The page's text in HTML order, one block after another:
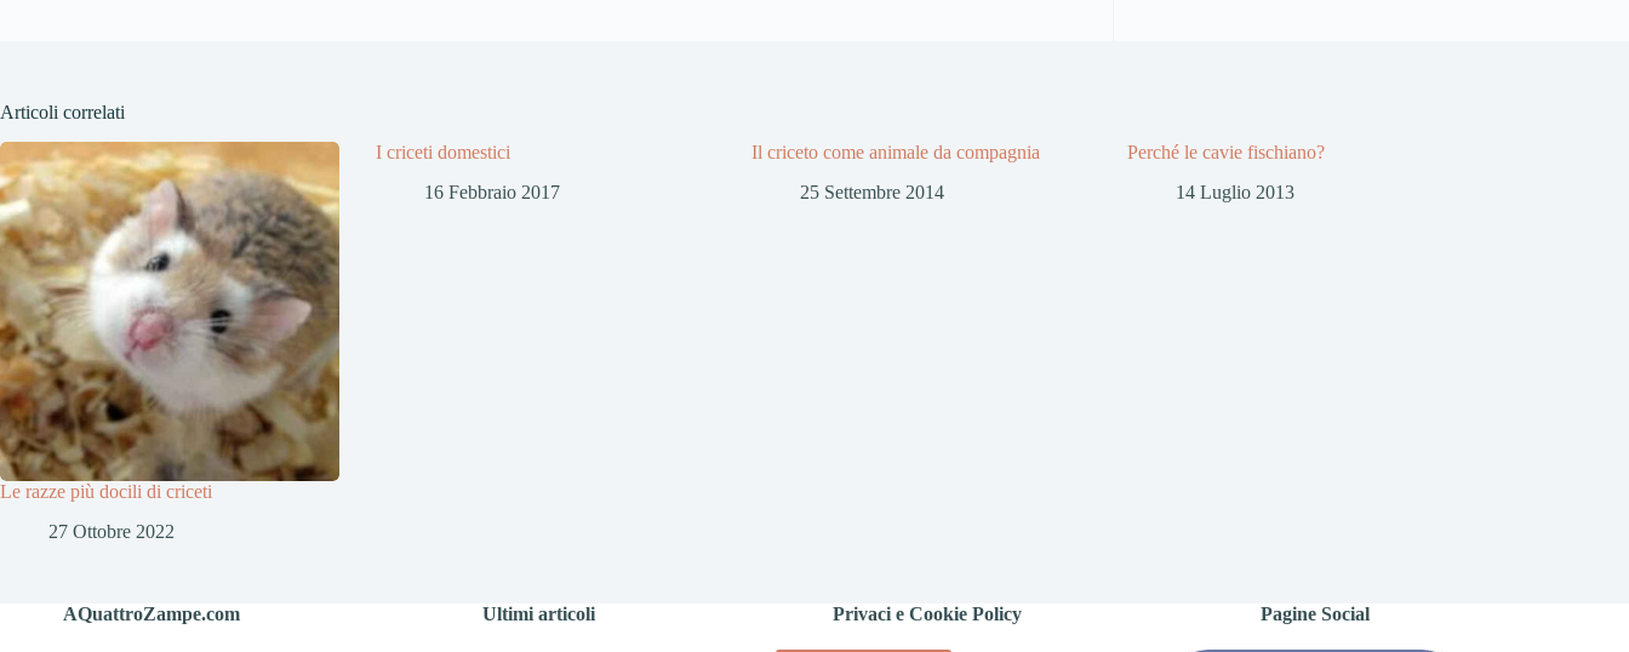
Articoli correlati
Le razze più docili di criceti
27 Ottobre 2022
I criceti domestici
16 Febbraio 2017
Il criceto come animale da compagnia
25 Settembre 2014
Perché le cavie fischiano?
14 Luglio 2013
AQuattroZampe.com Ultimi articoli Privaci e Cookie Policy Pagine Social